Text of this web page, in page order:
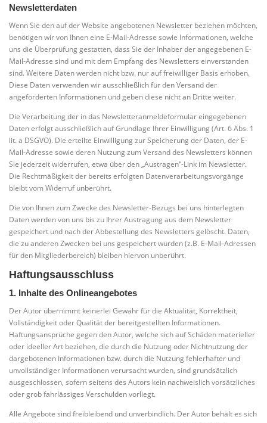
Newsletterdaten
Wenn Sie den auf der Website angebotenen Newsletter beziehen möchten,
benötigen wir von Ihnen eine E-Mail-Adresse sowie Informationen, welche
uns die Überprüfung gestatten, dass Sie der Inhaber der angegebenen E-
Mail-Adresse sind und mit dem Empfang des Newsletters einverstanden
sind. Weitere Daten werden nicht bzw. nur auf freiwilliger Basis erhoben.
Diese Daten verwenden wir ausschließlich für den Versand der
angeforderten Informationen und geben diese nicht an Dritte weiter.
Die Verarbeitung der in das Newsletteranmeldeformular eingegebenen
Daten erfolgt ausschließlich auf Grundlage Ihrer Einwilligung (Art. 6 Abs. 1
lit. a DSGVO). Die erteilte Einwilligung zur Speicherung der Daten, der E-
Mail-Adresse sowie deren Nutzung zum Versand des Newsletters können
Sie jederzeit widerrufen, etwa über den „Austragen“-Link im Newsletter.
Die Rechtmäßigkeit der bereits erfolgten Datenverarbeitungsvorgänge
bleibt vom Widerruf unberührt.
Die von Ihnen zum Zwecke des Newsletter-Bezugs bei uns hinterlegten
Daten werden von uns bis zu Ihrer Austragung aus dem Newsletter
gespeichert und nach der Abbestellung des Newsletters gelöscht. Daten,
die zu anderen Zwecken bei uns gespeichert wurden (z.B. E-Mail-Adressen
für den Mitgliederbereich) bleiben hiervon unberührt.
Haftungsausschluss
1. Inhalte des Onlineangebotes
Der Autor übernimmt keinerlei Gewähr für die Aktualität, Korrektheit,
Vollständigkeit oder Qualität der bereitgestellten Informationen.
Haftungsansprüche gegen den Autor, welche sich auf Schäden materieller
oder ideeller Art beziehen, die durch die Nutzung oder Nichtnutzung der
dargebotenen Informationen bzw. durch die Nutzung fehlerhafter und
unvollständiger Informationen verursacht wurden, sind grundsätzlich
ausgeschlossen, sofern seitens des Autors kein nachweislich vorsätzliches
oder grob fahrlässiges Verschulden vorliegt.
Alle Angebote sind freibleibend und unverbindlich. Der Autor behält es sich